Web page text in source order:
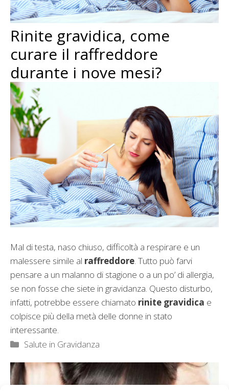
Rinite gravidica, come
curare il raffreddore
durante i nove mesi?
Mal di testa, naso chiuso, difficoltà a respirare e un
malessere simile al raffreddore. Tutto può farvi
pensare a un malanno di stagione o a un po’ di allergia,
se non fosse che siete in gravidanza. Questo disturbo,
infatti, potrebbe essere chiamato rinite gravidica e
colpisce più della metà delle donne in stato
interessante.
Categorie
Salute in Gravidanza